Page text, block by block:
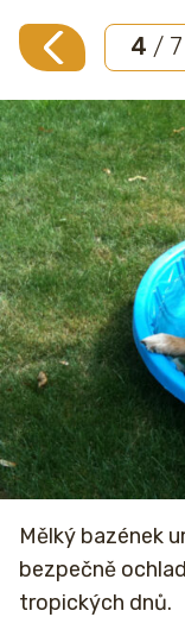
4 / 7
Mělký bazének
bezpečně
tropických dnů.